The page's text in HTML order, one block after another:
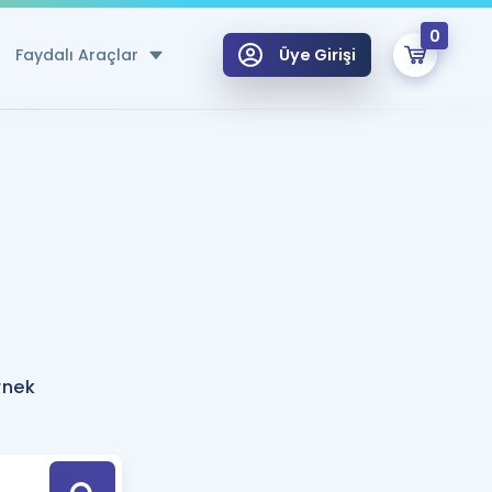
Faydalı Araçlar
Hesaplama Aracı
için Öneriler
Tek Takvimde
Üye Girişi
0